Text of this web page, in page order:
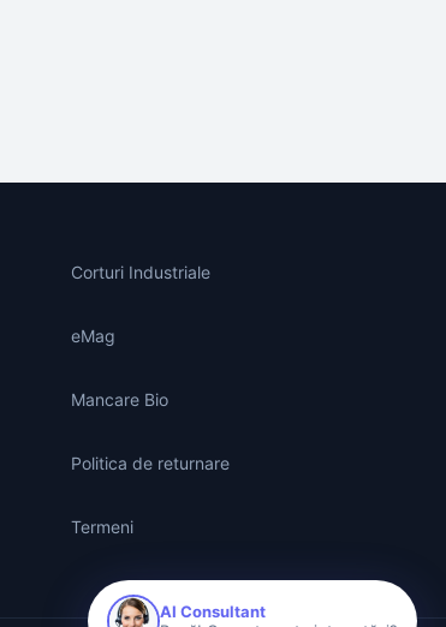
Corturi Industriale
eMag
Mancare Bio
Politica de returnare
Termeni
AI Consultant